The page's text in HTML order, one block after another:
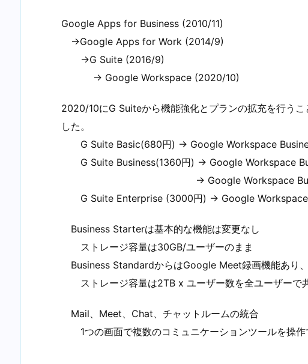
Google Apps for Business (2010/11)
→Google Apps for Work (2014/9)
→G Suite (2016/9)
→ Google Workspace (2020/10)
2020/10にG Suiteから機能強化とプランの拡充を行う
した。
G Suite Basic(680円) → Google Workspace
G Suite Business(1360円) → Google Workspace
→ Google Workspace Business
G Suite Enterprise (3000円) → Google Workspace
Business Starterは基本的な機能は変更なし
ストレージ容量は30GB/ユーザーのまま
Business StandardからはGoogle Meet録画機能あり
ストレージ容量は2TB x ユーザー数を全ユーザーで
Mail、Meet、Chat、チャットルームの統合
1つの画面で複数のコミュニケーションツールを操作